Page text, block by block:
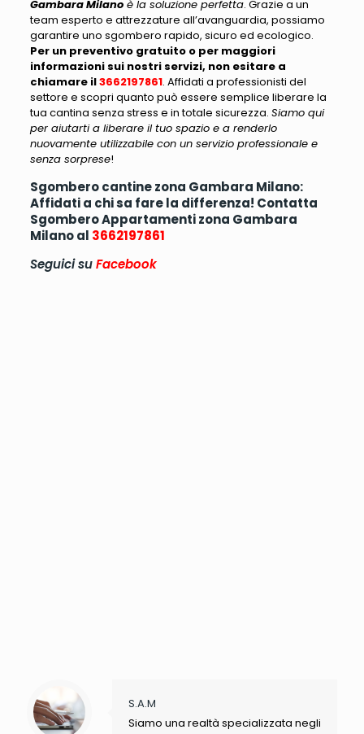
Gambara Milanoè la soluzione perfetta. Grazie a un
team esperto e attrezzature all’avanguardia, possiamo
garantire uno sgombero rapido, sicuro ed ecologico.
Per un preventivo gratuito o per maggiori
informazioni sui nostri servizi, non esitare a
chiamare il3662197861. Affidati a professionisti del
settore e scopri quanto può essere semplice liberare la
tua cantina senza stress e in totale sicurezza. Siamo qui
per aiutarti a liberare il tuo spazio e a renderlo
nuovamente utilizzabile con un servizio professionale e
senza sorprese!
Sgombero cantine zona Gambara Milano:
Affidati a chi sa fare la differenza! Contatta
Sgombero Appartamenti zona Gambara
Milano al 3662197861
Seguici suFacebook
S.A.M
Siamo una realtà specializzata negli